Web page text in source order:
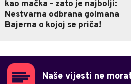
kao mačka - zato je najbolji:
Nestvarna odbrana golmana
Bajerna o kojoj se priča!
Naše vijesti ne